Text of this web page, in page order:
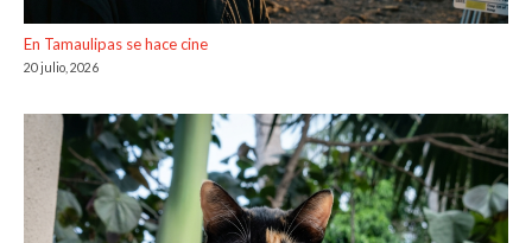
En Tamaulipas se hace cine
20 julio, 2026